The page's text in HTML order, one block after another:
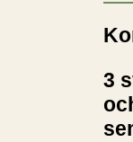
3